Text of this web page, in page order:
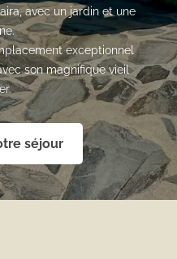
avec un jardin et une
exceptionnel
son magnifique vieil
séjour